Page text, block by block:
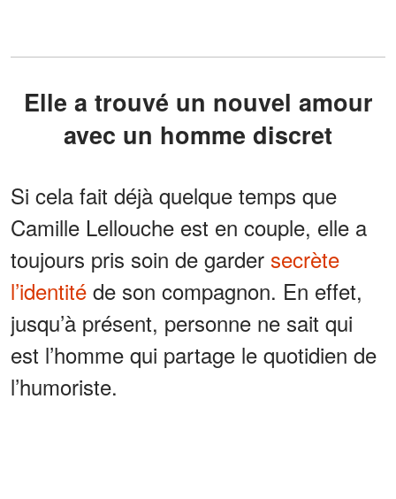
Elle a trouvé un nouvel amour
avec un homme discret
Si cela fait déjà quelque temps que
Camille Lellouche est en couple, elle a
toujours pris soin de garder secrète
l’identité de son compagnon. En effet,
jusqu’à présent, personne ne sait qui
est l’homme qui partage le quotidien de
l’humoriste.